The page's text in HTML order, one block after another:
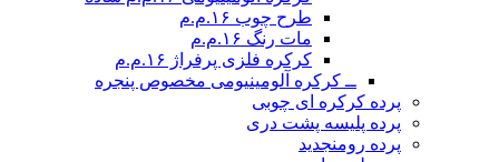
طرح چوب ۱۶.م.م
مات رنگ ۱۶.م.م
کرکره فلزی پرفراژ ۱۶.م.م
ــ کرکره آلومینیومی مخصوص پنجره
پرده کرکره ای چوبی
پرده پلیسه پشت دری
پرده رومنجدید